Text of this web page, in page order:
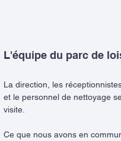
L'équipe du parc de
La direction, les
et le personnel de nettoyage
visite.
Ce que nous avons en